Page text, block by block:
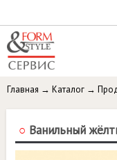
Главная → Каталог →
○ Ванильный